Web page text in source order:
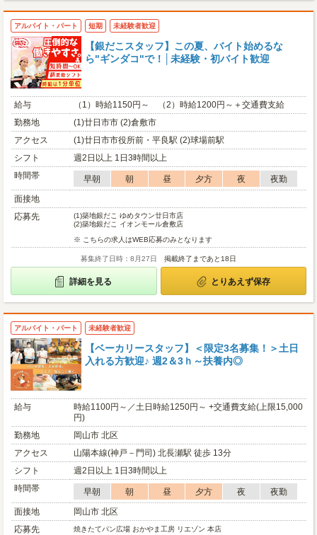
アルバイト・パート 短期 未経験者歓迎
【銀だこスタッフ】この夏、バイト始めるな
ら"ギンダコ"で！│未経験・初バイト歓迎
給与
（1）時給1150円～ （2）時給1200円～＋交通費支給
勤務地
(1)廿日市市 (2)倉敷市
アクセス
(1)廿日市市役所前・平良駅 (2)球場前駅
シフト
週2日以上 1日3時間以上
時間帯
早朝 朝 昼 夕方 夜
夜勤
面接地
応募先
(1)築地銀だこ ゆめタウン廿日市店
(2)築地銀だこ イオンモール倉敷店
※ こちらの求人はWEB応募のみとなります
募集終了日時：8月27日 掲載終了まであと18日
詳細を見る とりあえず保存
アルバイト・パート 未経験者歓迎
【ベーカリースタッフ】＜限定3名募集！＞土日
入れる方歓迎♪ 週2＆3ｈ～扶養内◎
給与
時給1100円～／土日時給1250円～ +交通費支給(上限15,000
円)
勤務地
岡山市 北区
アクセス
山陽本線(神戸－門司) 北長瀬駅 徒歩 13分
シフト
週2日以上 1日3時間以上
時間帯
早朝 朝 昼 夕方 夜
夜勤
面接地
岡山市 北区
応募先
焼きたてパン広場 おかやま工房 リエゾン 本店